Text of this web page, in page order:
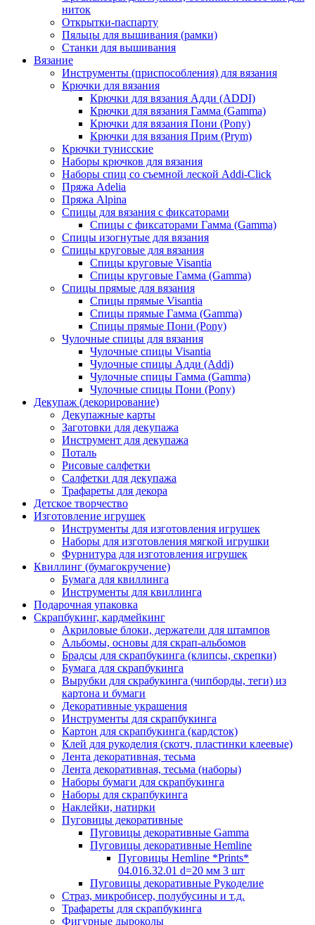
ниток
Открытки-паспарту
Пяльцы для вышивания (рамки)
Станки для вышивания
Вязание
Инструменты (приспособления) для вязания
Крючки для вязания
Крючки для вязания Адди (ADDI)
Крючки для вязания Гамма (Gamma)
Крючки для вязания Пони (Pony)
Крючки для вязания Прим (Prym)
Крючки тунисские
Наборы крючков для вязания
Наборы спиц со съемной леской Addi-Click
Пряжа Adelia
Пряжа Alpina
Спицы для вязания с фиксаторами
Спицы с фиксаторами Гамма (Gamma)
Спицы изогнутые для вязания
Спицы круговые для вязания
Спицы круговые Visantia
Спицы круговые Гамма (Gamma)
Спицы прямые для вязания
Спицы прямые Visantia
Спицы прямые Гамма (Gamma)
Спицы прямые Пони (Pony)
Чулочные спицы для вязания
Чулочные спицы Visantia
Чулочные спицы Адди (Addi)
Чулочные спицы Гамма (Gamma)
Чулочные спицы Пони (Pony)
Декупаж (декорирование)
Декупажные карты
Заготовки для декупажа
Инструмент для декупажа
Поталь
Рисовые салфетки
Салфетки для декупажа
Трафареты для декора
Детское творчество
Изготовление игрушек
Инструменты для изготовления игрушек
Наборы для изготовления мягкой игрушки
Фурнитура для изготовления игрушек
Квиллинг (бумагокручение)
Бумага для квиллинга
Инструменты для квиллинга
Подарочная упаковка
Скрапбукинг, кардмейкинг
Акриловые блоки, держатели для штампов
Альбомы, основы для скрап-альбомов
Брадсы для скрапбукинга (клипсы, скрепки)
Бумага для скрапбукинга
Вырубки для скрабукинга (чипборды, теги) из
картона и бумаги
Декоративные украшения
Инструменты для скрапбукинга
Картон для скрапбукинга (кардсток)
Клей для рукоделия (скотч, пластинки клеевые)
Лента декоративная, тесьма
Лента декоративная, тесьма (наборы)
Наборы бумаги для скрапбукинга
Наборы для скрапбукинга
Наклейки, натирки
Пуговицы декоративные
Пуговицы декоративные Gamma
Пуговицы декоративные Hemline
Пуговицы Hemline *Prints*
04.016.32.01 d=20 мм 3 шт
Пуговицы декоративные Рукоделие
Страз, микробисер, полубусины и т.д.
Трафареты для скрапбукинга
Фигурные дыроколы